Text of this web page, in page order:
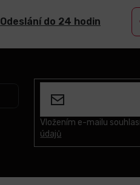
Odeslání do 24 hodin
Vložením e-mailu
údajů